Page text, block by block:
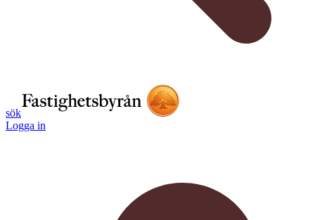
sök
Logga in